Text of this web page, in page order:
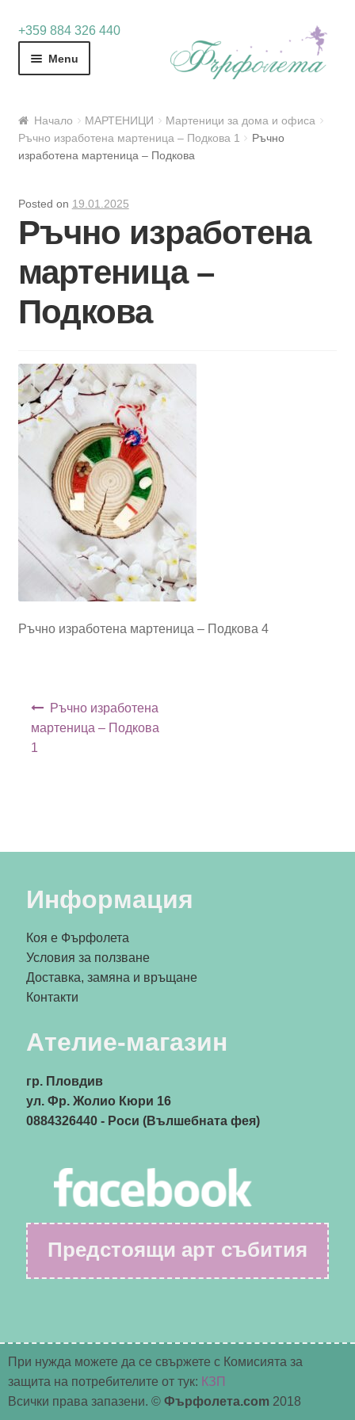
+359 884 326 440
Skip
Skip
Menu
Начало МАРТЕНИЦИ
Мартеници за дома и офиса
Ръчно изработена мартеница – Подкова 1
Ръчно
изработена мартеница – Подкова
Posted on 19.01.2025
Ръчно изработена
мартеница –
Подкова
Ръчно изработена мартеница – Подкова 4
Ръчно изработена
мартеница – Подкова
1
Информация
Коя е Фърфолета
Условия за ползване
Доставка, замяна и връщане
Контакти
Ателие-магазин
гр. Пловдив
ул. Фр. Жолио Кюри 16
0884326440- Роси (Вълшебната фея)
Предстоящи арт събития
При нужда можете да се свържете с Комисията за
защита на потребителите от тук: КЗП
Всички права запазени. © Фърфолета.com 2018